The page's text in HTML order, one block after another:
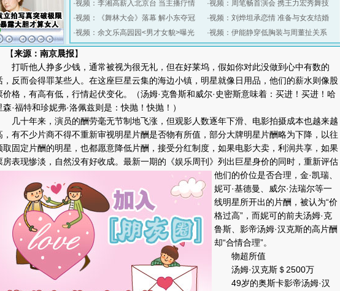
·视频：李湘高薪入北京台 当主播疗情
·视频：《舞林大会》落幕 解小东夺冠
·视频：余文乐高园园<男才女貌>曝光
·视频：周笔畅首演会 携王力宏秀舞技
·视频：刘烨坦承恋情 准备与女友结婚
·视频：伊能静穿低胸装与周董扯关系
【来源：南京晨报】
打听他人挣多少钱，通常被视为很无礼，但在好莱坞，假如你对此没做到心中有数的
，反而会得罪某些人。在这座巨星云集的海边小镇，明星就像日用品，他们的薪水则像股
价格，有高有低，行情起伏变化。（汤姆·克鲁斯和威尔·史密斯意味着：买进！买进！哈
森·福特和珍妮弗·洛佩兹则是：快抛！快抛！）
几十年来，演员的酬劳毫无节制地飞涨，但观影人数逐年下滑、电影拍摄成本也越来越
，有不少片商不得不重新审视明星片酬是否物有所值，部分大牌明星片酬略为下降，以往
取固定片酬的明星，也都愿意降低片酬，接受分红制度，如果电影大卖，利润共享，如果
房表现惨淡，自然没有好收成。 最新一期的《娱乐周刊》列出巨星身价的同时，重新评估
他们的价位是否合理，金·凯瑞、
妮可·基德曼、威尔·法瑞尔等一
线明星所开出的片酬，被认为“价
格过高”，而妮可的前夫汤姆·克
鲁斯、影帝汤姆·汉克斯的高片酬
却“合情合理”。
物超所值
汤姆·汉克斯＄2500万
49岁的奥斯卡影帝汤姆·汉